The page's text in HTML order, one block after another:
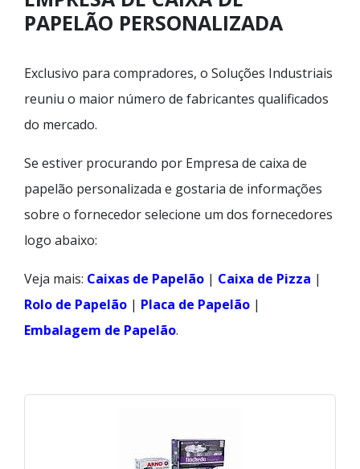
PAPELÃO PERSONALIZADA
Exclusivo para compradores, o Soluções Industriais
reuniu o maior número de fabricantes qualificados
do mercado.
Se estiver procurando por Empresa de caixa de
papelão personalizada e gostaria de informações
sobre o fornecedor selecione um dos fornecedores
logo abaixo:
Veja mais: Caixas de Papelão | Caixa de Pizza |
Rolo de Papelão | Placa de Papelão |
Embalagem de Papelão.